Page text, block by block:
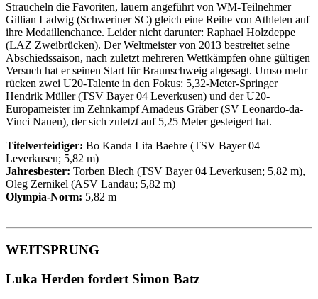
Straucheln die Favoriten, lauern angeführt von WM-Teilnehmer
Gillian Ladwig (Schweriner SC) gleich eine Reihe von Athleten auf
ihre Medaillenchance. Leider nicht darunter: Raphael Holzdeppe
(LAZ Zweibrücken). Der Weltmeister von 2013 bestreitet seine
Abschiedssaison, nach zuletzt mehreren Wettkämpfen ohne gültigen
Versuch hat er seinen Start für Braunschweig abgesagt. Umso mehr
rücken zwei U20-Talente in den Fokus: 5,32-Meter-Springer
Hendrik Müller (TSV Bayer 04 Leverkusen) und der U20-
Europameister im Zehnkampf Amadeus Gräber (SV Leonardo-da-
Vinci Nauen), der sich zuletzt auf 5,25 Meter gesteigert hat.
Titelverteidiger: Bo Kanda Lita Baehre (TSV Bayer 04
Leverkusen; 5,82 m)
Jahresbester: Torben Blech (TSV Bayer 04 Leverkusen; 5,82 m),
Oleg Zernikel (ASV Landau; 5,82 m)
Olympia-Norm: 5,82 m
WEITSPRUNG
Luka Herden fordert Simon Batz